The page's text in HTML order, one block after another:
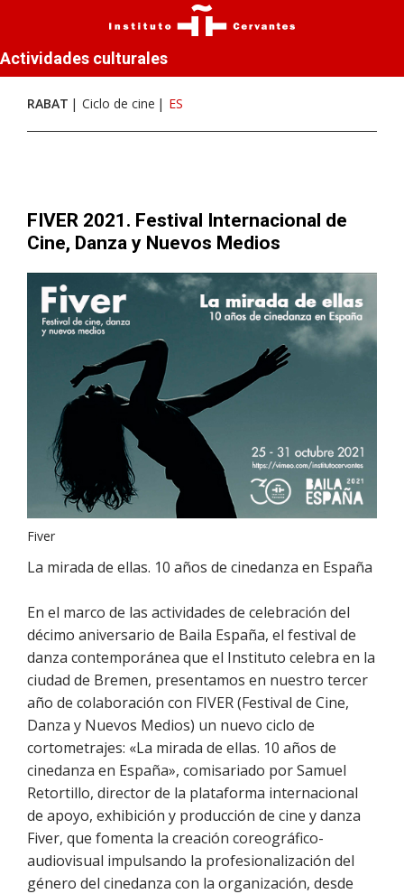
Actividades culturales
RABAT Ciclo de cine ES
FIVER 2021. Festival Internacional de
Cine, Danza y Nuevos Medios
Fiver
La mirada de ellas. 10 años de cinedanza en España
En el marco de las actividades de celebración del
décimo aniversario de Baila España, el festival de
danza contemporánea que el Instituto celebra en la
ciudad de Bremen, presentamos en nuestro tercer
año de colaboración con FIVER (Festival de Cine,
Danza y Nuevos Medios) un nuevo ciclo de
cortometrajes: «La mirada de ellas. 10 años de
cinedanza en España», comisariado por Samuel
Retortillo, director de la plataforma internacional
de apoyo, exhibición y producción de cine y danza
Fiver, que fomenta la creación coreográfico-
audiovisual impulsando la profesionalización del
género del cinedanza con la organización, desde